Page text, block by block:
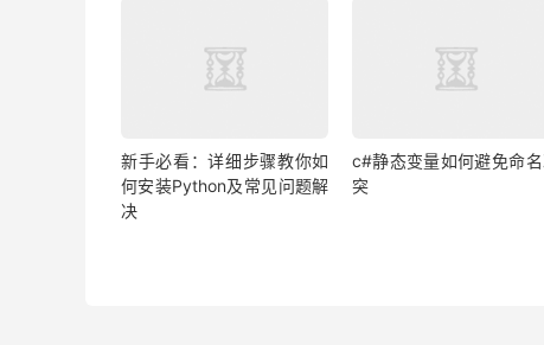
新手必看：详细步骤教你如
何安装Python及常见问题解
决
c#静态变量如何避免命
突